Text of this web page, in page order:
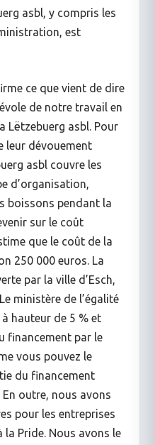
asbl, y compris les
est
ce que vient de dire
de notre travail en
Lëtzebuerg asbl. Pour
leur dévouement
asbl couvre les
d’organisation,
boissons pendant la
sur le coût
que le coût de la
250 000 euros. La
par la ville d’Esch,
ministère de l’égalité
hauteur de 5 % et
financement par le
vous pouvez le
du financement
outre, nous avons
pour les entreprises
Pride. Nous avons le